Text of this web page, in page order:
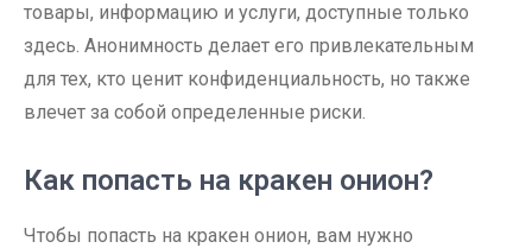
товары, информацию и услуги, доступные только
здесь. Анонимность делает его привлекательным
для тех, кто ценит конфиденциальность, но также
влечет за собой определенные риски.
Как попасть на кракен онион?
Чтобы попасть на кракен онион, вам нужно